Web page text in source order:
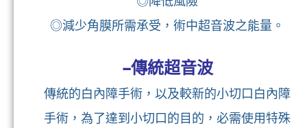
精準度及術後視力品質恢復也相當重要。
-飛秒雷射
以電腦斷層分析定位，雷射能量做切割。